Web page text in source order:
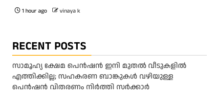
1 hour ago vinaya k
RECENT POSTS
സാമൂഹ്യ ക്ഷേമ പെൻഷൻ ഇനി മുതൽ വീടുകളിൽ
എത്തിക്കില്ല; സഹകരണ ബാങ്കുകൾ വഴിയുള്ള
പെൻഷൻ വിതരണം നിർത്തി സർക്കാർ